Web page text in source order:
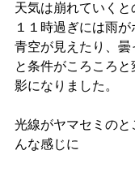
天気は崩れていくと
１１時過ぎには雨
青空が見えたり、曇
と条件がころころ
影になりました。
光線がヤマセミのと
んな感じに